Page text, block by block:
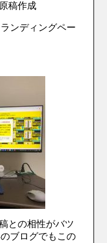
稿作成
ンディングペー
との相性がバツ
ブログでもこの